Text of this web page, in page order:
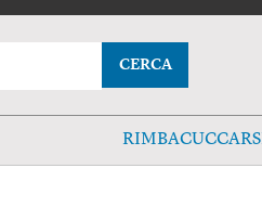
CERCA